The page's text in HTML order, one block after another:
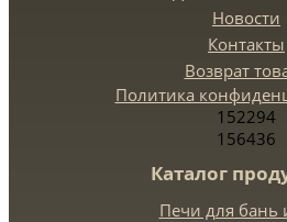
Новости
Контакты
Возврат
Политика
152294
156436
Каталог
Печи для бань